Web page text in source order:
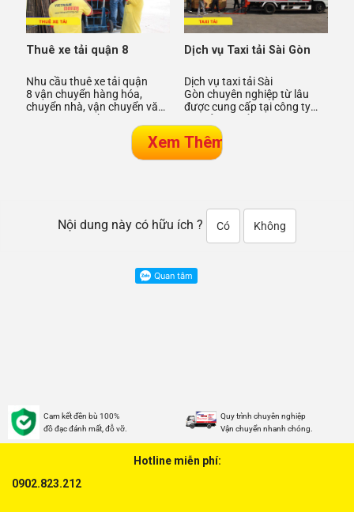
Thuê xe tải quận 8
Nhu cầu thuê xe tải quận
8 vận chuyển hàng hóa,
chuyển nhà, vận chuyển văn
người dân tại Quận 8 TPHCM
Dịch vụ Taxi tải Sài Gòn
Dịch vụ taxi tải Sài
Gòn chuyên nghiệp từ lâu
được cung cấp tại công ty
Moving với nhiều tiện ích mà
Nội dung này có hữu ích ? Có Không
Cam kết đền bù 100%
đồ đạc đánh mất, đỗ vỡ.
Quy trình chuyên nghiệp
Vận chuyển nhanh chóng.
Hotline miễn phí:
0902.823.212